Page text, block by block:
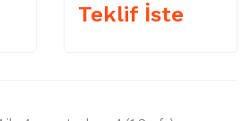
Teklif İste